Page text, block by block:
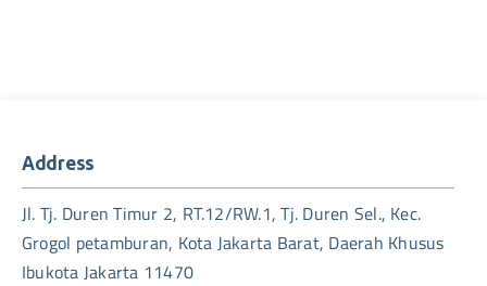
Address
Jl. Tj. Duren Timur 2, RT.12/RW.1, Tj. Duren Sel., Kec.
Grogol petamburan, Kota Jakarta Barat, Daerah Khusus
Ibukota Jakarta 11470